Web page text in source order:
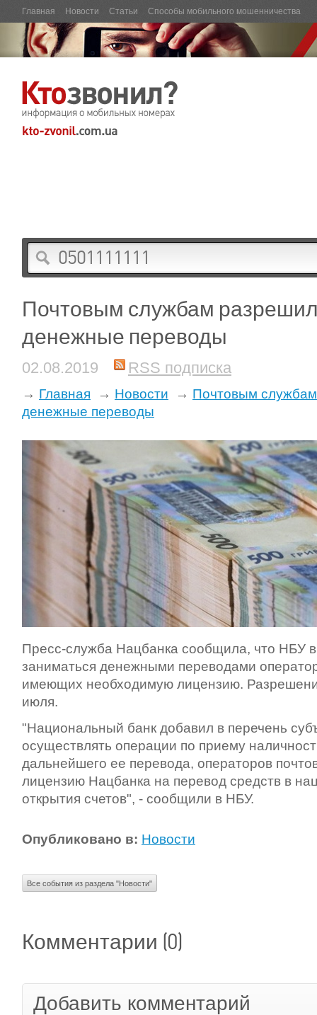
Главная Новости Статьи Способы мобильного мошенничества
Почтовым службам
денежные переводы
02.08.2019 RSS подписка
→ Главная → Новости → Почтовым
денежные переводы
Пресс-служба Нацбанка сообщила, что НБУ
заниматься денежными переводами
имеющих необходимую лицензию.
июля.
"Национальный банк добавил в перечень
осуществлять операции по приему
дальнейшего ее перевода, операторов
лицензию Нацбанка на перевод средств в
открытия счетов", - сообщили в НБУ.
Опубликовано в: Новости
Все события из раздела "Новости"
Комментарии (0)
Добавить комментарий